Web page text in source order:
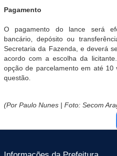
Pagamento
O pagamento do lance será
bancário, depósito ou
Secretaria da Fazenda, e deverá
acordo com a escolha da
opção de parcelamento em até 10
questão.
(Por Paulo Nunes | Foto: Secom